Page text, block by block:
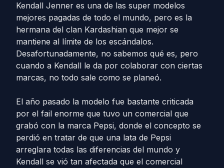
Kendall Jenner es una de las super modelos
mejores pagadas de todo el mundo, pero es la
hermana del clan Kardashian que mejor se
mantiene al límite de los escándalos.
Desafortunadamente, no sabemos qué es, pero
cuando a Kendall le da por colaborar con ciertas
marcas, no todo sale como se planeó.
El año pasado la modelo fue bastante criticada
por el fail enorme que tuvo un comercial que
grabó con la marca Pepsi, donde el concepto se
perdió en tratar de que una lata de Pepsi
arreglara todas las diferencias del mundo y
Kendall se vió tan afectada que el comercial